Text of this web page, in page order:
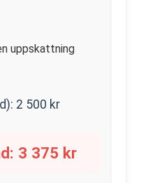
uppskattning
2 500 kr
3 375 kr